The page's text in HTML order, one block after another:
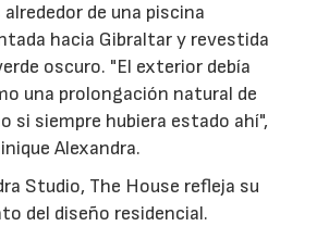
de una piscina
hacia Gibraltar y revestida
oscuro. "El exterior debía
una prolongación natural de
si siempre hubiera estado ahí",
Alexandra.
Studio, The House refleja su
del diseño residencial.